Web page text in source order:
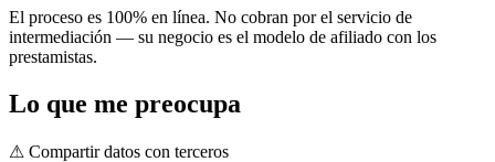
El proceso es 100% en línea. No cobran por el servicio de
intermediación — su negocio es el modelo de afiliado con los
prestamistas.
Lo que me preocupa
⚠ Compartir datos con terceros